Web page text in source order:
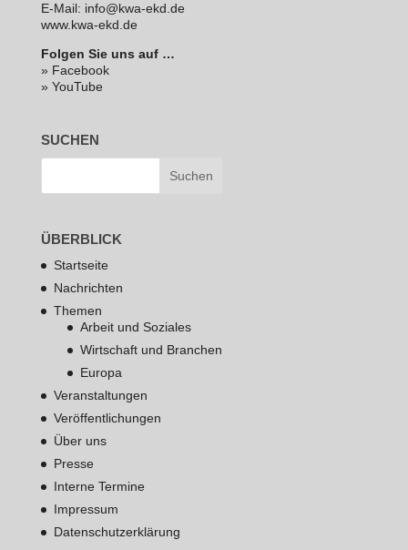
E‑Mail: info@kwa-ekd.de
www.kwa-ekd.de
Folgen Sie uns auf …
» Facebook
» YouTube
SUCHEN
ÜBERBLICK
Startseite
Nachrichten
Themen
Arbeit und Soziales
Wirtschaft und Branchen
Europa
Veranstaltungen
Veröffentlichungen
Über uns
Presse
Interne Termine
Impressum
Datenschutzerklärung